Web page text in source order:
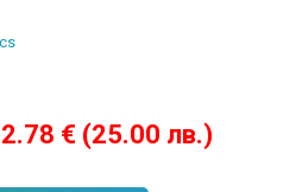
€ (25.00 лв.)